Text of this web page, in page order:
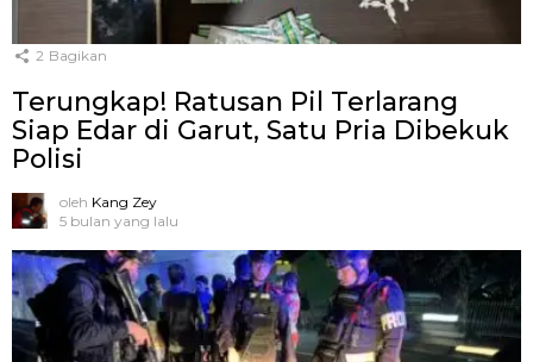
2 Bagikan
Terungkap! Ratusan Pil Terlarang
Siap Edar di Garut, Satu Pria Dibekuk
Polisi
oleh Kang Zey
5 bulan yang lalu